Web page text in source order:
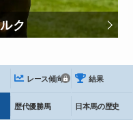
ク
レース傾向 結果
歴代優勝馬 日本馬の歴史